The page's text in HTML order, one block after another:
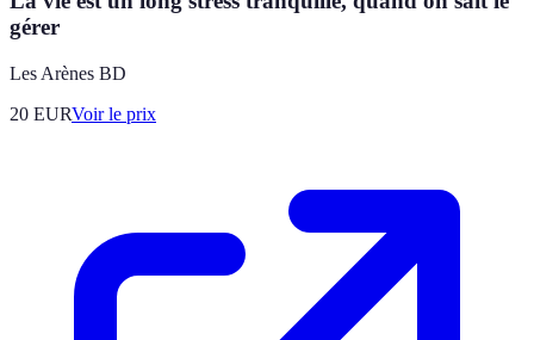
gérer
Les Arènes BD
20 EURVoir le prix